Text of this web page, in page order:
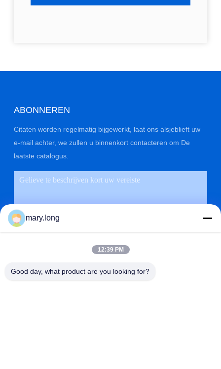
ABONNEREN
Citaten worden regelmatig bijgewerkt, laat ons alsjeblieft uw
e-mail achter, we zullen u binnenkort contacteren om De
laatste catalogus.
VERZENDEN
mary.long
12:39 PM
Good day, what product are you looking for?